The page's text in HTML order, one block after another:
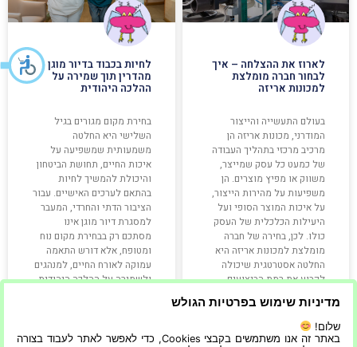
לארוז את ההצלחה – איך
לבחור חברה מומלצת
למכונות אריזה
בעולם התעשייה והייצור
המודרני, מכונות אריזה הן
מרכיב מרכזי בתהליך העבודה
של כמעט כל עסק שמייצר,
משווק או מפיץ מוצרים. הן
משפיעות על מהירות הייצור,
על איכות המוצר הסופי ועל
היעילות הכלכלית של העסק
כולו. לכן, בחירה של חברה
מומלצת למכונות אריזה היא
החלטה אסטרטגית שיכולה
לקבוע את רמת הביצועים
קרא עוד »
לחיות בכבוד בדיור מוגן
מהדרין תוך שמירה על
ההלכה היהודית
בחירת מקום מגורים בגיל
השלישי היא החלטה
משמעותית שמשפיעה על
איכות החיים, תחושת הביטחון
והיכולת להמשיך לחיות
בהתאם לערכים האישיים. עבור
הציבור הדתי והחרדי, המעבר
למסגרת דיור מוגן אינו
מסתכם רק בבחירת מקום נוח
ומטופח, אלא דורש התאמה
עמוקה לאורח החיים, למנהגים
ולשמירה על ההלכה היהודית.
קרא עוד »
מדיניות שימוש בפרטיות הגולש
שלום!
באתר זה אנו משתמשים בקבצי Cookies, כדי לאפשר לאתר לעבוד בצורה